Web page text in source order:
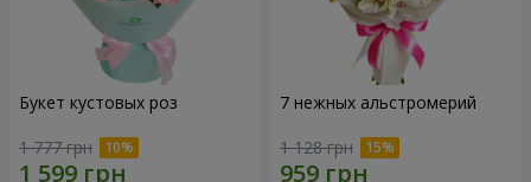
Букет кустовых роз
1 777 грн
7 нежных альстромерий
1 128 грн